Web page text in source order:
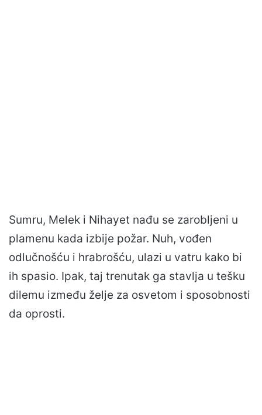
Sumru, Melek i Nihayet nađu se zarobljeni u
plamenu kada izbije požar. Nuh, vođen
odlučnošću i hrabrošću, ulazi u vatru kako bi
ih spasio. Ipak, taj trenutak ga stavlja u tešku
dilemu između želje za osvetom i sposobnosti
da oprosti.